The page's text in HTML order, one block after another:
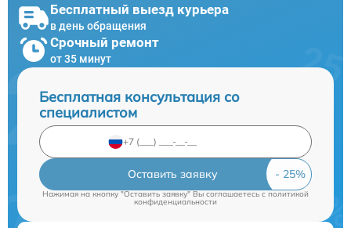
Бесплатный выезд курьера
в день обращения
Срочный ремонт
от 35 минут
Бесплатная консультация со
специалистом
Оставить заявку
Нажимая на кнопку "Оставить заявку" Вы соглашаетесь cполитикой
конфиденциальности